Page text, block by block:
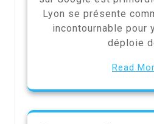
Lyon se présente
incontournable pour
déploie
Read